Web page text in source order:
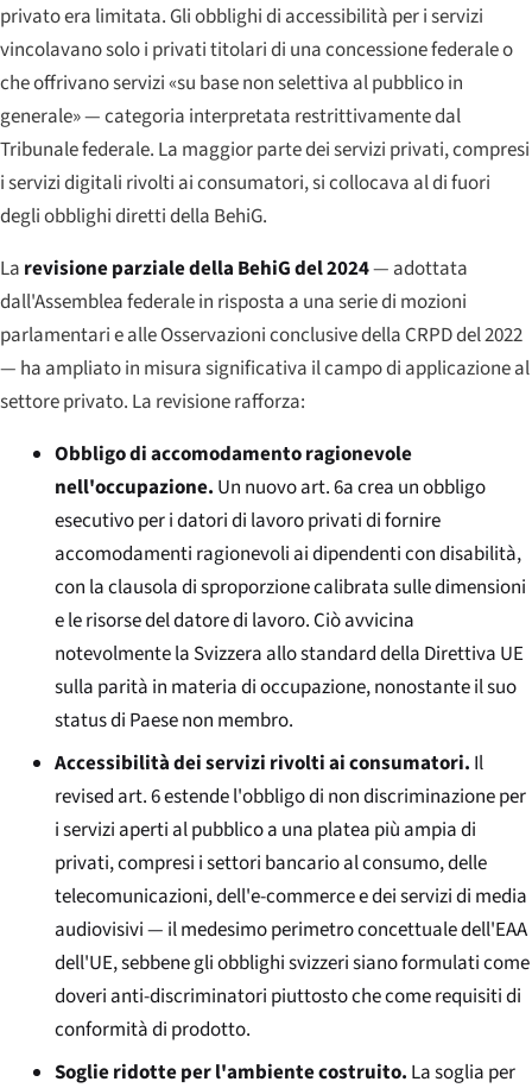
privato era limitata. Gli obblighi di accessibilità per i servizi
vincolavano solo i privati titolari di una concessione federale o
che offrivano servizi «su base non selettiva al pubblico in
generale» — categoria interpretata restrittivamente dal
Tribunale federale. La maggior parte dei servizi privati, compresi
i servizi digitali rivolti ai consumatori, si collocava al di fuori
degli obblighi diretti della BehiG.
La revisione parziale della BehiG del 2024— adottata
dall'Assemblea federale in risposta a una serie di mozioni
parlamentari e alle Osservazioni conclusive della CRPD del 2022
— ha ampliato in misura significativa il campo di applicazione al
settore privato. La revisione rafforza:
Obbligo di accomodamento ragionevole
nell'occupazione. Un nuovo art. 6a crea un obbligo
esecutivo per i datori di lavoro privati di fornire
accomodamenti ragionevoli ai dipendenti con disabilità,
con la clausola di sproporzione calibrata sulle dimensioni
e le risorse del datore di lavoro. Ciò avvicina
notevolmente la Svizzera allo standard della Direttiva UE
sulla parità in materia di occupazione, nonostante il suo
status di Paese non membro.
Accessibilità dei servizi rivolti ai consumatori. Il
revised art. 6 estende l'obbligo di non discriminazione per
i servizi aperti al pubblico a una platea più ampia di
privati, compresi i settori bancario al consumo, delle
telecomunicazioni, dell'e-commerce e dei servizi di media
audiovisivi — il medesimo perimetro concettuale dell'EAA
dell'UE, sebbene gli obblighi svizzeri siano formulati come
doveri anti-discriminatori piuttosto che come requisiti di
conformità di prodotto.
Soglie ridotte per l'ambiente costruito. La soglia per